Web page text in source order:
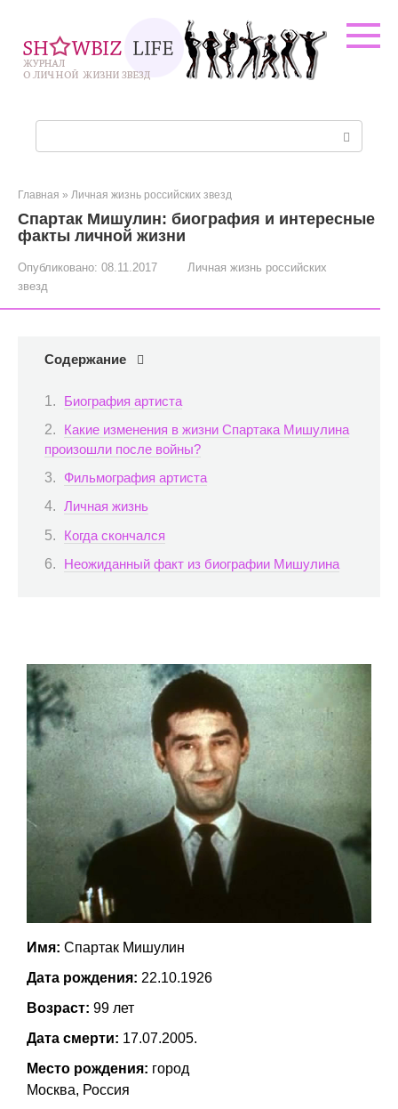
контенту
Главная » Личная жизнь российских звезд
Спартак Мишулин: биография и интересные
факты личной жизни
Опубликовано: 08.11.2017
Личная жизнь российских
звезд
Содержание
Биография артиста
Какие изменения в жизни Спартака Мишулина
произошли после войны?
Фильмография артиста
Личная жизнь
Когда скончался
Неожиданный факт из биографии Мишулина
Имя: Спартак Мишулин
Дата рождения: 22.10.1926
Возраст: 99 лет
Дата смерти: 17.07.2005.
Место рождения: город
Москва, Россия